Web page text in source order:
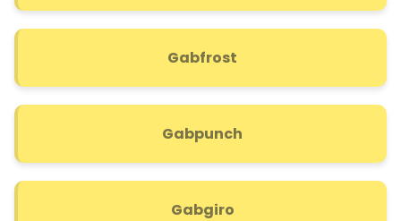
Gabfrost
Gabpunch
Gabgiro